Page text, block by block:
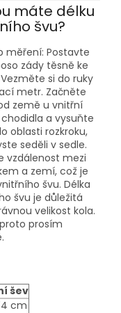
máte délku
švu?
měření: Postavte
zády těsně ke
si do ruky
metr. Začněte
země u vnitřní
a vysuňte
oblasti rozkroku,
seděli v sedle.
vzdálenost mezi
a zemí, což je
švu. Délka
švu je důležitá
velikost kola.
prosím
šev
cm